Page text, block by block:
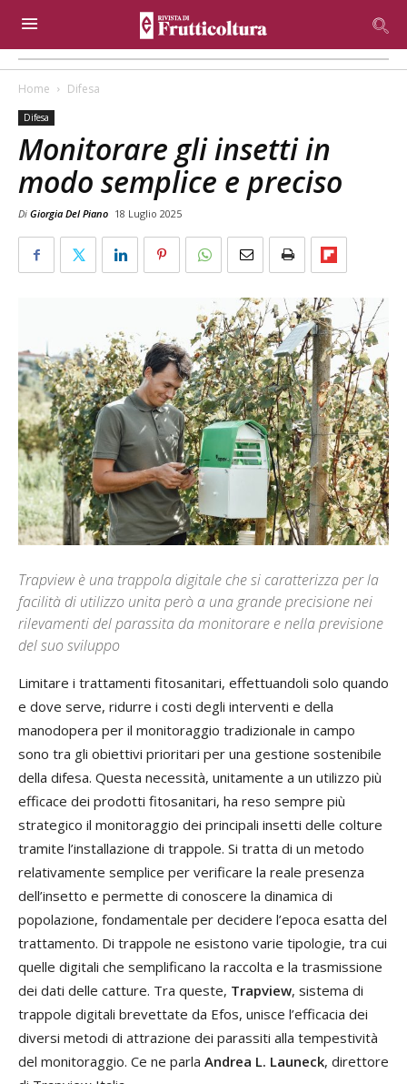
Home Difesa
Difesa
Monitorare gli insetti in
modo semplice e preciso
Di Giorgia Del Piano 18 Luglio 2025
Trapview è una trappola digitale che si caratterizza per la
facilità di utilizzo unita però a una grande precisione nei
rilevamenti del parassita da monitorare e nella previsione
del suo sviluppo
Limitare i trattamenti fitosanitari, effettuandoli solo quando
e dove serve, ridurre i costi degli interventi e della
manodopera per il monitoraggio tradizionale in campo
sono tra gli obiettivi prioritari per una gestione sostenibile
della difesa. Questa necessità, unitamente a un utilizzo più
efficace dei prodotti fitosanitari, ha reso sempre più
strategico il monitoraggio dei principali insetti delle colture
tramite l’installazione di trappole. Si tratta di un metodo
relativamente semplice per verificare la reale presenza
dell’insetto e permette di conoscere la dinamica di
popolazione, fondamentale per decidere l’epoca esatta del
trattamento. Di trappole ne esistono varie tipologie, tra cui
quelle digitali che semplificano la raccolta e la trasmissione
dei dati delle catture. Tra queste, Trapview, sistema di
trappole digitali brevettate da Efos, unisce l’efficacia dei
diversi metodi di attrazione dei parassiti alla tempestività
del monitoraggio. Ce ne parla Andrea L. Launeck, direttore